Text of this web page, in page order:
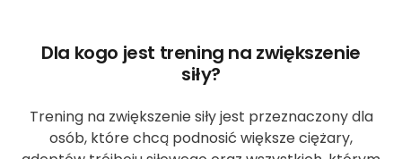
Dla kogo jest trening na zwiększenie
siły?
Trening na zwiększenie siły jest przeznaczony dla
osób, które chcą podnosić większe ciężary,